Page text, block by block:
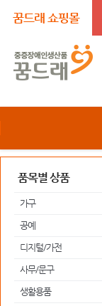
꿈드래 쇼핑몰
품목별 상품
가구
공예
디지털/가전
사무/문구
생활용품